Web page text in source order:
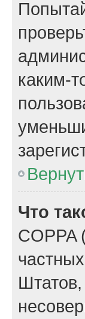
каким-
Что
COPPA